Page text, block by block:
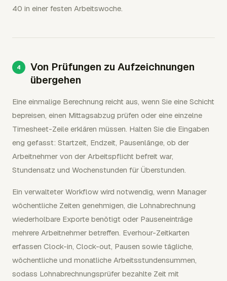
40 in einer festen Arbeitswoche.
Von Prüfungen zu Aufzeichnungen
übergehen
Eine einmalige Berechnung reicht aus, wenn Sie eine Schicht
bepreisen, einen Mittagsabzug prüfen oder eine einzelne
Timesheet-Zeile erklären müssen. Halten Sie die Eingaben
eng gefasst: Startzeit, Endzeit, Pausenlänge, ob der
Arbeitnehmer von der Arbeitspflicht befreit war,
Stundensatz und Wochenstunden für Überstunden.
Ein verwalteter Workflow wird notwendig, wenn Manager
wöchentliche Zeiten genehmigen, die Lohnabrechnung
wiederholbare Exporte benötigt oder Pauseneinträge
mehrere Arbeitnehmer betreffen. Everhour-Zeitkarten
erfassen Clock-in, Clock-out, Pausen sowie tägliche,
wöchentliche und monatliche Arbeitsstundensummen,
sodass Lohnabrechnungsprüfer bezahlte Zeit mit